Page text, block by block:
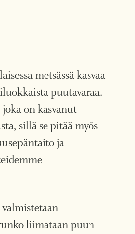
metsässä kasvaa
puutavaraa.
on kasvanut
sillä se pitää myös
ja
liimataan puun